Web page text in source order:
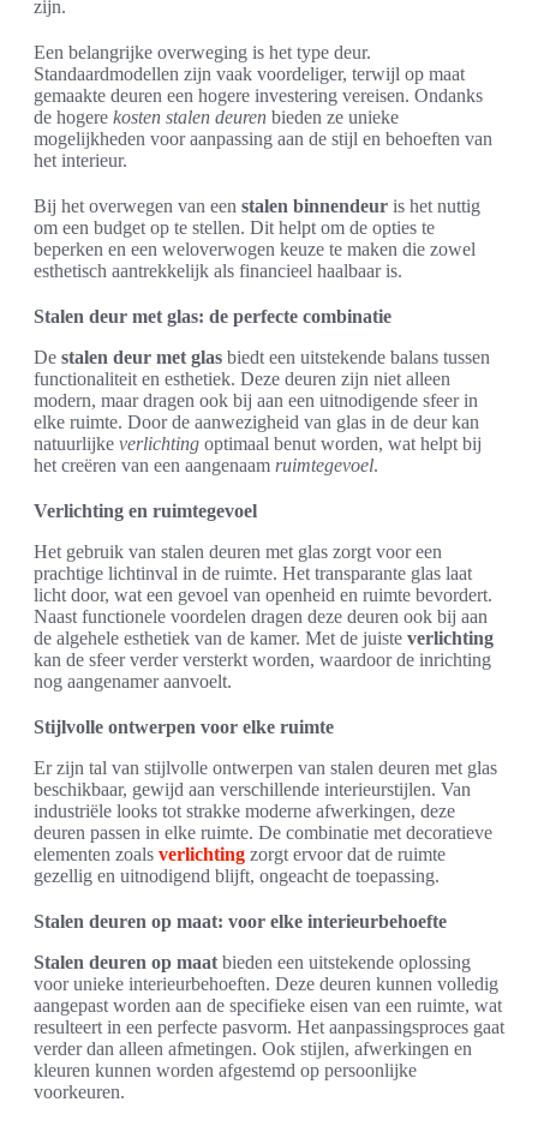
zijn.
Een belangrijke overweging is het type deur.
Standaardmodellen zijn vaak voordeliger, terwijl op maat
gemaakte deuren een hogere investering vereisen. Ondanks
de hogere kosten stalen deuren bieden ze unieke
mogelijkheden voor aanpassing aan de stijl en behoeften van
het interieur.
Bij het overwegen van een stalen binnendeur is het nuttig
om een budget op te stellen. Dit helpt om de opties te
beperken en een weloverwogen keuze te maken die zowel
esthetisch aantrekkelijk als financieel haalbaar is.
Stalen deur met glas: de perfecte combinatie
De stalen deur met glas biedt een uitstekende balans tussen
functionaliteit en esthetiek. Deze deuren zijn niet alleen
modern, maar dragen ook bij aan een uitnodigende sfeer in
elke ruimte. Door de aanwezigheid van glas in de deur kan
natuurlijke verlichting optimaal benut worden, wat helpt bij
het creëren van een aangenaam ruimtegevoel.
Verlichting en ruimtegevoel
Het gebruik van stalen deuren met glas zorgt voor een
prachtige lichtinval in de ruimte. Het transparante glas laat
licht door, wat een gevoel van openheid en ruimte bevordert.
Naast functionele voordelen dragen deze deuren ook bij aan
de algehele esthetiek van de kamer. Met de juiste verlichting
kan de sfeer verder versterkt worden, waardoor de inrichting
nog aangenamer aanvoelt.
Stijlvolle ontwerpen voor elke ruimte
Er zijn tal van stijlvolle ontwerpen van stalen deuren met glas
beschikbaar, gewijd aan verschillende interieurstijlen. Van
industriële looks tot strakke moderne afwerkingen, deze
deuren passen in elke ruimte. De combinatie met decoratieve
elementen zoals verlichting zorgt ervoor dat de ruimte
gezellig en uitnodigend blijft, ongeacht de toepassing.
Stalen deuren op maat: voor elke interieurbehoefte
Stalen deuren op maat bieden een uitstekende oplossing
voor unieke interieurbehoeften. Deze deuren kunnen volledig
aangepast worden aan de specifieke eisen van een ruimte, wat
resulteert in een perfecte pasvorm. Het aanpassingsproces gaat
verder dan alleen afmetingen. Ook stijlen, afwerkingen en
kleuren kunnen worden afgestemd op persoonlijke
voorkeuren.